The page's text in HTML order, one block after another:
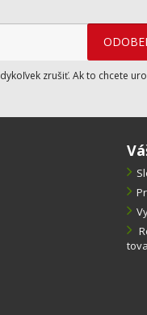
zrušiť. Ak to chcete